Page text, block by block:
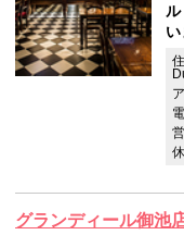
い
グランディール御池